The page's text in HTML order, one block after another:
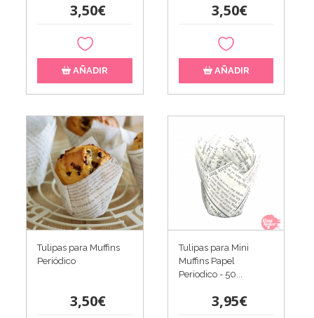
3,50€
AÑADIR
3,50€
AÑADIR
Tulipas para Muffins
Periódico
3,50€
Tulipas para Mini
Muffins Papel
Periodico - 50...
3,95€